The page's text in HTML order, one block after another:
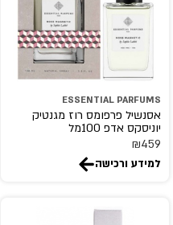
ESSENTIAL PARFUMS
אסנשיל פרפומס רוז מגנטיק
יוניסקס אדפ 100מל
₪459
למידע ורכישה